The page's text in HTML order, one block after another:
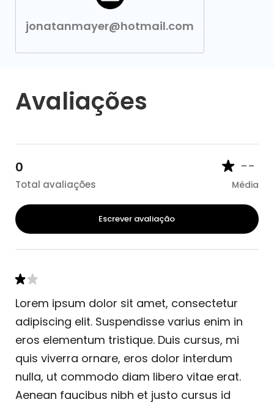
jonatanmayer@hotmail.com
Avaliações
0
Total avaliações
--
Média
Escrever avaliação
Lorem ipsum dolor sit amet, consectetur
adipiscing elit. Suspendisse varius enim in
eros elementum tristique. Duis cursus, mi
quis viverra ornare, eros dolor interdum
nulla, ut commodo diam libero vitae erat.
Aenean faucibus nibh et justo cursus id